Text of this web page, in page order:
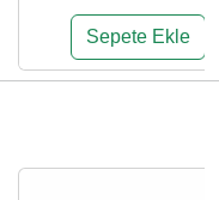
Sepete Ekle